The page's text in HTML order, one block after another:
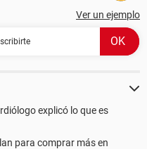
Ver un ejemplo
explicó lo que es
para comprar más en